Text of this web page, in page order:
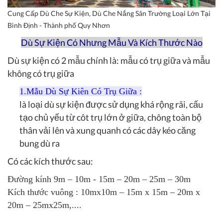
Cung Cấp Dù Che Sự Kiện, Dù Che Nắng Sân Trường Loại Lớn Tại
Bình Định - Thành phố Quy Nhơn
Dù Sự Kiện Có Nhưng Mẫu Và Kích Thước Nào
Dù sự kiện có 2 mẫu chính là: mẫu có trụ giữa và mẫu
không có trụ giữa
1.Mẫu Dù Sự Kiên Có Trụ Giữa :
là loại dù sự kiện được sử dụng khá rộng rãi, cấu
tạo chủ yếu từ côt trụ lớn ở giữa, chông toàn bộ
thân vải lên và xung quanh có các dây kéo căng
bung dù ra
Có các kích thước sau:
Đường kính 9m – 10m - 15m – 20m – 25m – 30m
Kích thước vuông : 10mx10m – 15m x 15m – 20m x
20m – 25mx25m,....